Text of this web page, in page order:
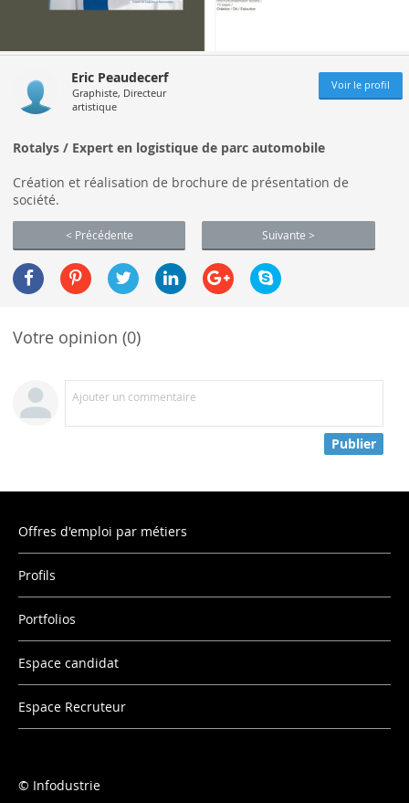
Eric Peaudecerf
Graphiste, Directeur
artistique
Voir le profil
Rotalys / Expert en logistique de parc automobile
Création et réalisation de brochure de présentation de
société.
< Précédente Suivante >
Votre opinion (0)
Ajouter un commentaire
Publier
Offres d'emploi par métiers
Profils
Portfolios
Espace candidat
Espace Recruteur
Infodustrie